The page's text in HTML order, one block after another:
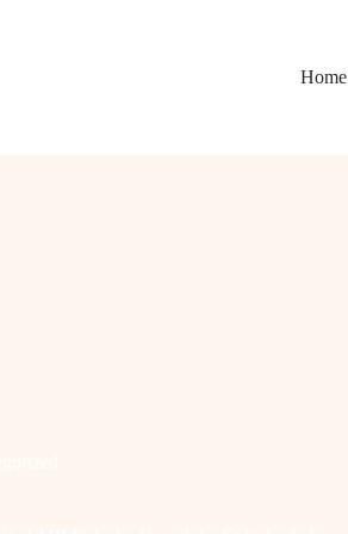
Home